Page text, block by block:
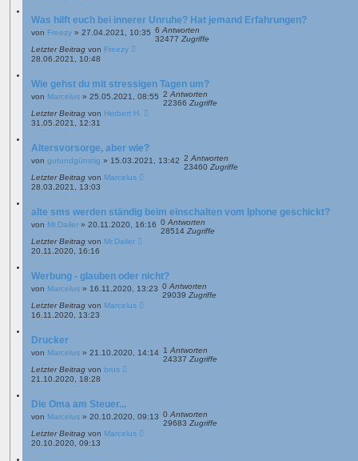
Was hilft euch bei innerer Unruhe? Hat jemand Erfahrungen?
von Freezy » 27.04.2021, 10:35 6 Antworten
32477 Zugriffe
Letzter Beitrag von Freezy
28.06.2021, 10:48
Wie gehst du mit stressigen Tagen um?
von Marcelus » 25.05.2021, 08:55 2 Antworten
22366 Zugriffe
Letzter Beitrag von Herbert H.
31.05.2021, 12:31
Altersvorsorge, aber wie?
von gutundgünstig » 15.03.2021, 13:42 2 Antworten
23460 Zugriffe
Letzter Beitrag von Marcelus
28.03.2021, 13:03
alte sms werden ständig beim einschalten vom Iphone geschickt?
von Mr.Dailer » 20.11.2020, 16:16 0 Antworten
28514 Zugriffe
Letzter Beitrag von Mr.Dailer
20.11.2020, 16:16
Werbung - glauben oder nicht?
von Marcelus » 16.11.2020, 13:23 0 Antworten
29039 Zugriffe
Letzter Beitrag von Marcelus
16.11.2020, 13:23
Drucker
von Marcelus » 21.10.2020, 14:14 1 Antworten
24337 Zugriffe
Letzter Beitrag von brus
21.10.2020, 18:28
Die Oma am Steuer...
von Marcelus » 20.10.2020, 09:13 0 Antworten
29683 Zugriffe
Letzter Beitrag von Marcelus
20.10.2020, 09:13